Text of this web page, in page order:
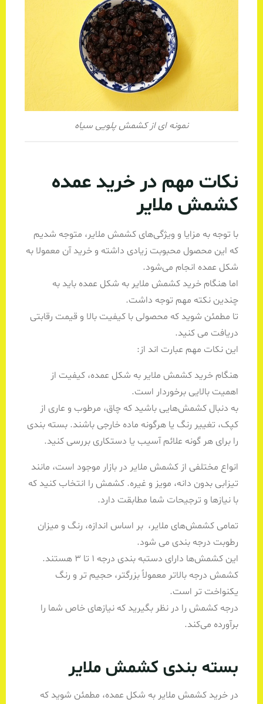
نمونه ای از کشمش پلویی سیاه
نکات مهم در خرید عمده
کشمش ملایر
با توجه به مزایا و ویژگی‌های کشمش ملایر، متوجه شدیم
که این محصول محبوبت زیادی داشته و خرید آن معمولا به
شکل عمده انجام می‌شود.
اما هنگام خرید کشمش ملایر به شکل عمده باید به
چندین نکته مهم توجه داشت.
تا مطمئن شوید که محصولی با کیفیت بالا و قیمت رقابتی
دریافت می کنید.
این نکات مهم عبارت اند از:
هنگام خرید کشمش ملایر به شکل عمده، کیفیت از
اهمیت بالایی برخوردار است.
به دنبال کشمش‌هایی باشید که چاق، مرطوب و عاری از
کپک، تغییر رنگ یا هرگونه ماده خارجی باشند. بسته بندی
را برای هر گونه علائم آسیب یا دستکاری بررسی کنید.
انواع مختلفی از کشمش ملایر در بازار موجود است، مانند
تیزابی بدون دانه، مویز و غیره. کشمش را انتخاب کنید که
با نیازها و ترجیحات شما مطابقت دارد.
تمامی کشمش‌های ملایر، بر اساس اندازه، رنگ و میزان
رطوبت درجه بندی می شود.
این کشمش‌ها دارای دستبه بندی درجه ۱ تا ۳ هستند.
کشمش درجه بالاتر معمولاً بزرگتر، حجیم تر و رنگ
یکنواخت تر است.
درجه کشمش را در نظر بگیرید که نیازهای خاص شما را
برآورده می‌کند.
بسته بندی کشمش ملایر
در خرید کشمش ملایر به شکل عمده، مطمئن شوید که